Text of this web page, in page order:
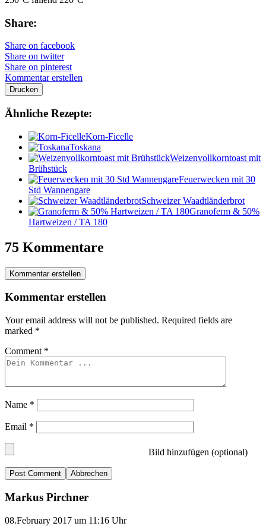
Share:
Share on facebook
Share on twitter
Share on pinterest
Kommentar erstellen
Drucken
Ähnliche Rezepte:
Korn-Ficelle
Toskana
Weizenvollkorntoast mit
Brühstück
Feuerwecken mit 30
Std Wannengare
Schweizer Waadtländerbrot
Granoferm & 50%
Hartweizen / TA 180
75 Kommentare
Kommentar erstellen
Kommentar erstellen
Your email address will not be published. Required fields are
marked *
Comment *
Name *
Email *
Bild hinzufügen (optional)
Abbrechen
Markus Pirchner
08.February 2017 um 11:16 Uhr